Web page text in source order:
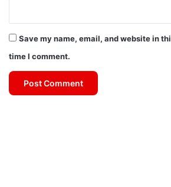
Save my name, email, and website in
time I comment.